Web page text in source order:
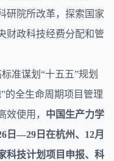
研院所改革，探索国家
财政科技经费分配和管
准谋划“十五五”规划
的全生命周期项目管理
效使用， 中国生产力学
日—29日在杭州、12月
科技计划项目申报、科